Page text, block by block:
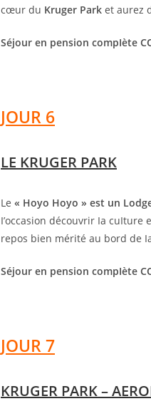
cœur du Kruger Park et aurez
Séjour en pension compIète
JOUR 6
LE KRUGER PARK
Le « Hoyo Hoyo » est un
I’occasion découvrir Ia
repos bien mérité au bord de
Séjour en pension compIète
JOUR 7
KRUGER PARK –